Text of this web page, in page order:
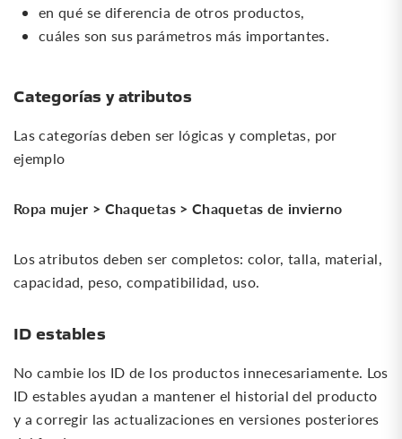
en qué se diferencia de otros productos,
cuáles son sus parámetros más importantes.
Categorías y atributos
Las categorías deben ser lógicas y completas, por
ejemplo
Ropa mujer > Chaquetas > Chaquetas de invierno
Los atributos deben ser completos: color, talla, material,
capacidad, peso, compatibilidad, uso.
ID estables
No cambie los ID de los productos innecesariamente. Los
ID estables ayudan a mantener el historial del producto
y a corregir las actualizaciones en versiones posteriores